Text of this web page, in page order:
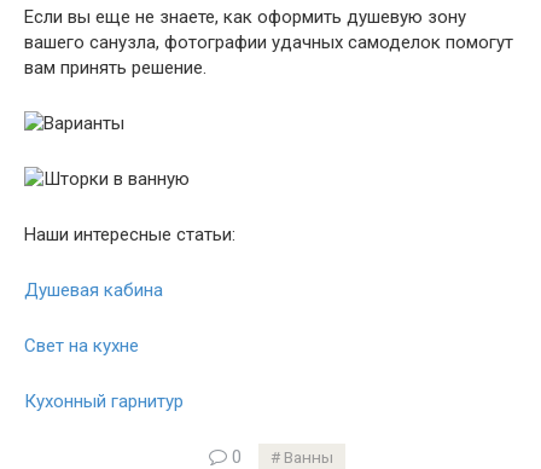
Если вы еще не знаете, как оформить душевую зону
вашего санузла, фотографии удачных самоделок помогут
вам принять решение.
Наши интересные статьи:
Душевая кабина
Свет на кухне
Кухонный гарнитур
0 Ванны